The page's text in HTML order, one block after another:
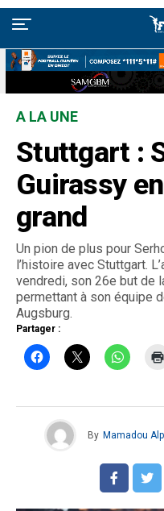
A LA UNE
Stuttgart :
Guirassy
grand
Un pion de plus pour
l’histoire avec Stuttgart.
vendredi, son 26e but de
permettant à son équipe
Augsburg.
Partager :
By Mamadou